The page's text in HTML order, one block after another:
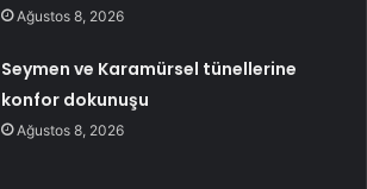
Ağustos 8, 2026
Seymen ve Karamürsel tünellerine
konfor dokunuşu
Ağustos 8, 2026